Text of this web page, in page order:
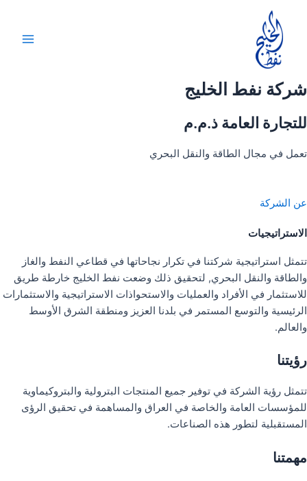
المحتوى
شركة نفط الخليج
للتجارة العامة ذ.م.م
تعمل في مجال الطاقة والنقل البحري
عن الشركة
الاستراتيجيات
تتمثل استراتيجية شركتنا في تكرار نجاحاتها في قطاعي النفط والغاز
والطاقة والنقل البحري, لتحقيق ذلك وضعت نفط الخليج خارطة طريق
للاستثمار في الأفراد والعمليات والاستحواذات الاستراتيجية والاستثمارات
الرئيسية والتوسع المستمر في بلدنا العزيز ومنطقة الشرق الأوسط
والعالم.
رؤيتنا
تتمثل رؤية الشركة في توفير جميع المنتجات البترولية والبتروكيماوية
للمؤسسات العامة والخاصة في العراق والمساهمة في تحقيق الرؤى
المستقبلية لتطور هذه الصناعات.
مهمتنا